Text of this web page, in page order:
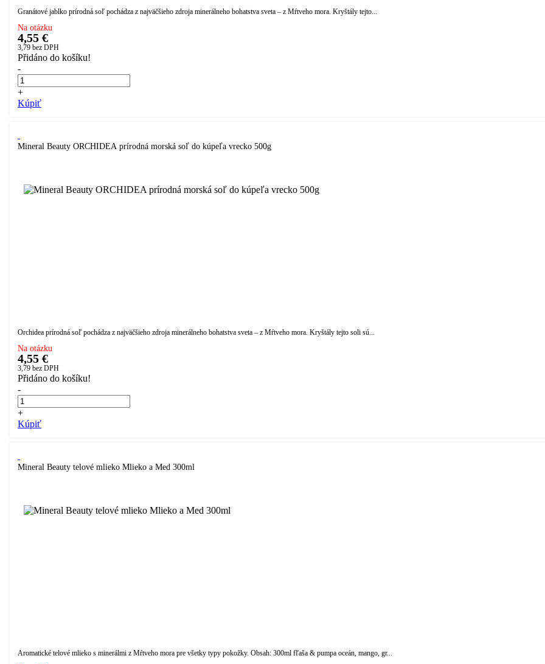
Granátové jablko prírodná soľ pochádza z najväčšieho zdroja minerálneho bohatstva sveta – z Mŕtveho mora. Kryštály tejto...
Na otázku
4,55 €
3,79 bez DPH
Přidáno do košíku!
-
+
Kúpiť
Mineral Beauty ORCHIDEA prírodná morská soľ do kúpeľa vrecko 500g
Orchidea prírodná soľ pochádza z najväčšieho zdroja minerálneho bohatstva sveta – z Mŕtveho mora. Kryštály tejto soli sú...
Na otázku
4,55 €
3,79 bez DPH
Přidáno do košíku!
-
+
Kúpiť
Mineral Beauty telové mlieko Mlieko a Med 300ml
Aromatické telové mlieko s minerálmi z Mŕtveho mora pre všetky typy pokožky. Obsah: 300ml fľaša & pumpa oceán, mango, gr...